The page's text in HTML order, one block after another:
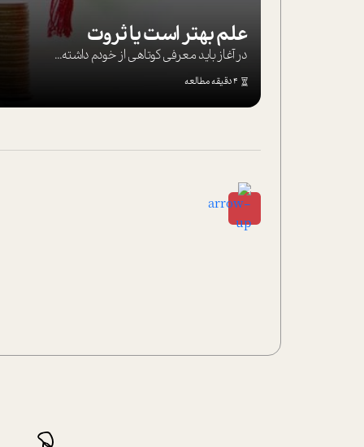
علم بهتر است یا ثروت
در آغاز باید معرفی کوتاهی از خودم داشته...
4 دقیقه مطالعه